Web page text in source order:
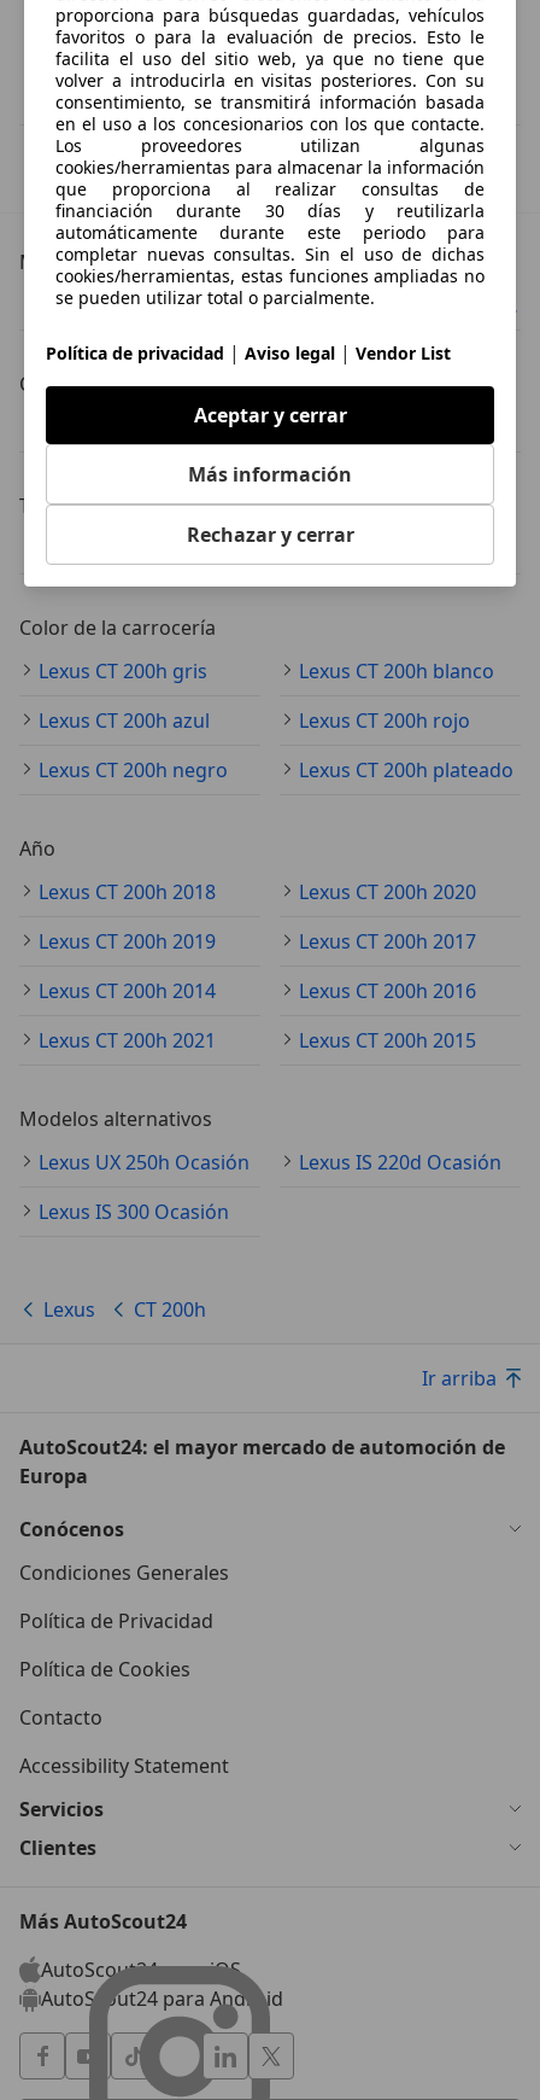
IVA deducible
Esta información la proporciona el proveedor del certificado.
Más detalles
Lexus CT 200h
Lexus CT 200h Especificaciones técnicas
Carrocería
Lexus CT 200h coche pequeño
Lexus CT 200h sedán
Tipos de combustible
Lexus CT 200h electro/gasolina
Lexus CT 200h eléctrico
Color de la carrocería
Lexus CT 200h gris
Lexus CT 200h blanco
Lexus CT 200h azul
Lexus CT 200h rojo
Lexus CT 200h negro
Lexus CT 200h plateado
Año
Lexus CT 200h 2018
Lexus CT 200h 2020
Lexus CT 200h 2019
Lexus CT 200h 2017
Lexus CT 200h 2014
Lexus CT 200h 2016
Lexus CT 200h 2021
Lexus CT 200h 2015
Modelos alternativos
Lexus UX 250h Ocasión
Lexus IS 220d Ocasión
Lexus IS 300 Ocasión
Lexus CT 200h
Ir arriba
AutoScout24: el mayor mercado de automoción de
Europa
Conócenos
Condiciones Generales
Política de Privacidad
Política de Cookies
Contacto
Accessibility Statement
Servicios
Clientes
Más AutoScout24
AutoScout24 para iOS
AutoScout24 para Android
proporciona para búsquedas guardadas, vehículos
favoritos o para la evaluación de precios. Esto le
facilita el uso del sitio web, ya que no tiene que
volver a introducirla en visitas posteriores. Con su
consentimiento, se transmitirá información basada
en el uso a los concesionarios con los que contacte.
Los proveedores utilizan algunas
cookies/herramientas para almacenar la información
que proporciona al realizar consultas de
financiación durante 30 días y reutilizarla
automáticamente durante este periodo para
completar nuevas consultas. Sin el uso de dichas
cookies/herramientas, estas funciones ampliadas no
se pueden utilizar total o parcialmente.
Política de privacidad | Aviso legal | Vendor List
Aceptar y cerrar
Más información
Rechazar y cerrar